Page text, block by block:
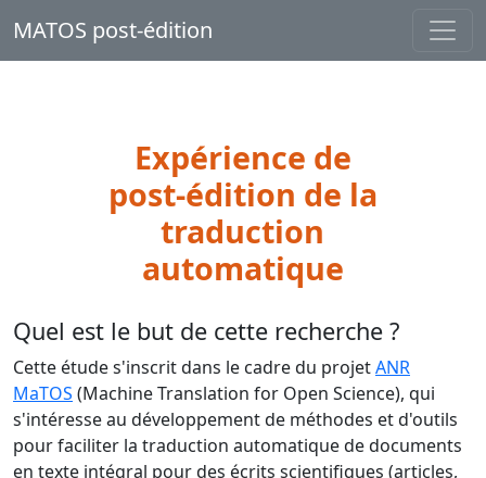
MATOS post-édition
Expérience de
post-édition de la
traduction
automatique
Quel est le but de cette recherche ?
Cette étude s'inscrit dans le cadre du projetANR
MaTOS (Machine Translation for Open Science), qui
s'intéresse au développement de méthodes et d'outils
pour faciliter la traduction automatique de documents
en texte intégral pour des écrits scientifiques (articles,